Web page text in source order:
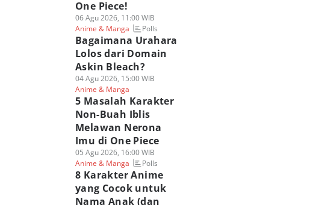
One Piece!
06 Agu 2026, 11:00 WIB
Anime & Manga
Polls
Bagaimana Urahara
Lolos dari Domain
Askin Bleach?
04 Agu 2026, 15:00 WIB
Anime & Manga
5 Masalah Karakter
Non-Buah Iblis
Melawan Nerona
Imu di One Piece
05 Agu 2026, 16:00 WIB
Anime & Manga
Polls
8 Karakter Anime
yang Cocok untuk
Nama Anak (dan